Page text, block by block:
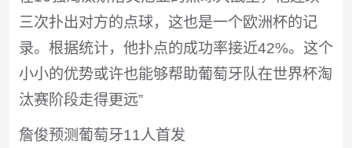
三次扑出对方的点球，这也是一个欧洲杯的记
录。根据统计，他扑点的成功率接近42%。这个
小小的优势或许也能够帮助葡萄牙队在世界杯淘
汰赛阶段走得更远”
詹俊预测葡萄牙11人首发